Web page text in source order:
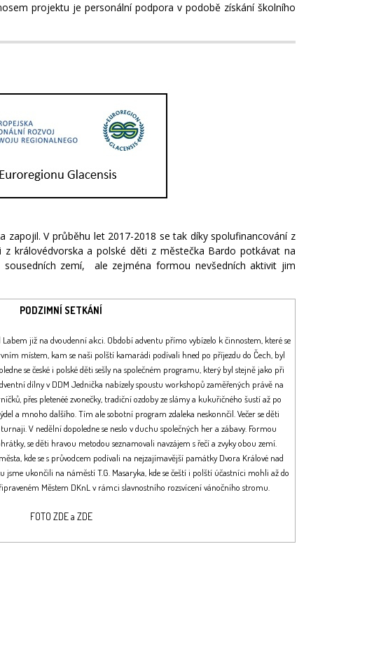
projektu je personální podpora v podobě získání školního
V průběhu let 2017-2018 se tak díky spolufinancování z
královédvorska a polské děti z městečka Bardo potkávat na
zemí, ale zejména formou nevšedních aktivit jim
PODZIMNÍ SETKÁNÍ
již na dvoudenní akci. Období adventu přímo vybízelo k činnostem, které se
místem, kam se naši polští kamarádi podívali hned po příjezdu do Čech, byl
se české i polské děti sešly na společném programu, který byl stejně jako při
dílny v DDM Jednička nabízely spoustu workshopů zaměřených právě na
přes pletenéé zvonečky, tradiční ozdoby ze slámy a kukuřičného šustí až po
a mnoho dalšího. Tím ale sobotní program zdaleka neskonnčil. Večer se děti
V nedělní dopoledne se neslo v duchu společných her a zábavy. Formou
se děti hravou metodou seznamovali navzájem s řečí a zvyky obou zemí.
kde se s průvodcem podívali na nejzajímavější památky Dvora Králové nad
jsme ukončili na náměstí T.G. Masaryka, kde se čeští i polští účastníci mohli až do
Městem DKnL v rámci slavnostního rozsvícení vánočního stromu.
FOTO ZDEa ZDE